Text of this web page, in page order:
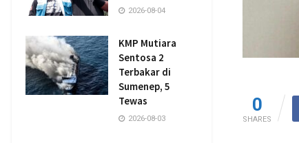
0
SHARES
2026-08-04
KMP Mutiara
Sentosa 2
Terbakar di
Sumenep, 5
Tewas
2026-08-03